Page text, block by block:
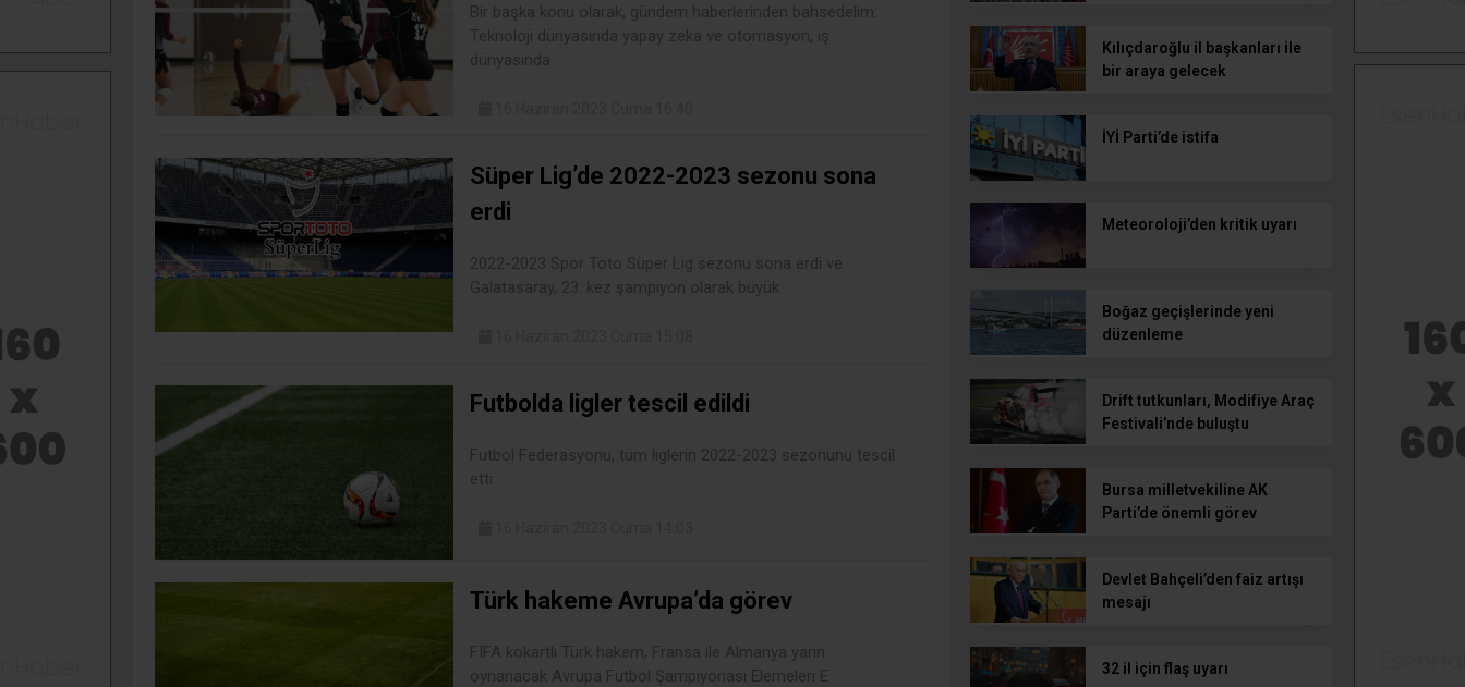
Bir başka konu olarak, gündem haberlerinden bahsedelim:
Teknoloji dünyasında yapay zeka ve otomasyon, iş
dünyasında
Süper Lig’de 2022-2023 sezonu sona
erdi
2022-2023 Spor Toto Süper Lig sezonu sona erdi ve
Galatasaray, 23. kez şampiyon olarak büyük
Futbolda ligler tescil edildi
Futbol Federasyonu, tüm liglerin 2022-2023 sezonunu tescil
etti.
Türk hakeme Avrupa’da görev
FIFA kokartlı Türk hakem, Fransa ile Almanya yarın
oynanacak Avrupa Futbol Şampiyonası Elemeleri E
Kılıçdaroğlu il başkanları ile
bir araya gelecek
İYİ Parti’de istifa
Meteoroloji’den kritik uyarı
Boğaz geçişlerinde yeni
düzenleme
Drift tutkunları, Modifiye Araç
Festivali’nde buluştu
Bursa milletvekiline AK
Parti’de önemli görev
Devlet Bahçeli’den faiz artışı
mesajı
32 il için flaş uyarı